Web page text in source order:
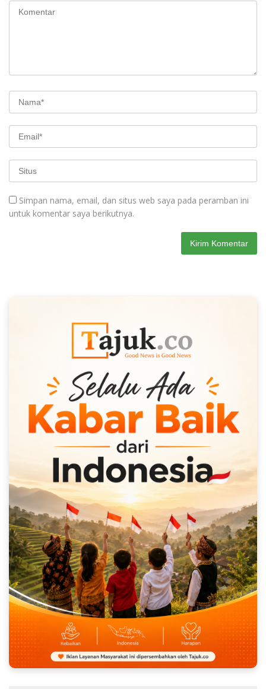
Simpan nama, email, dan situs web saya pada peramban ini
untuk komentar saya berikutnya.